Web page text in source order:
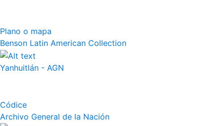
Plano o mapa
Benson Latin American Collection
Yanhuitlán - AGN
Códice
Archivo General de la Nación